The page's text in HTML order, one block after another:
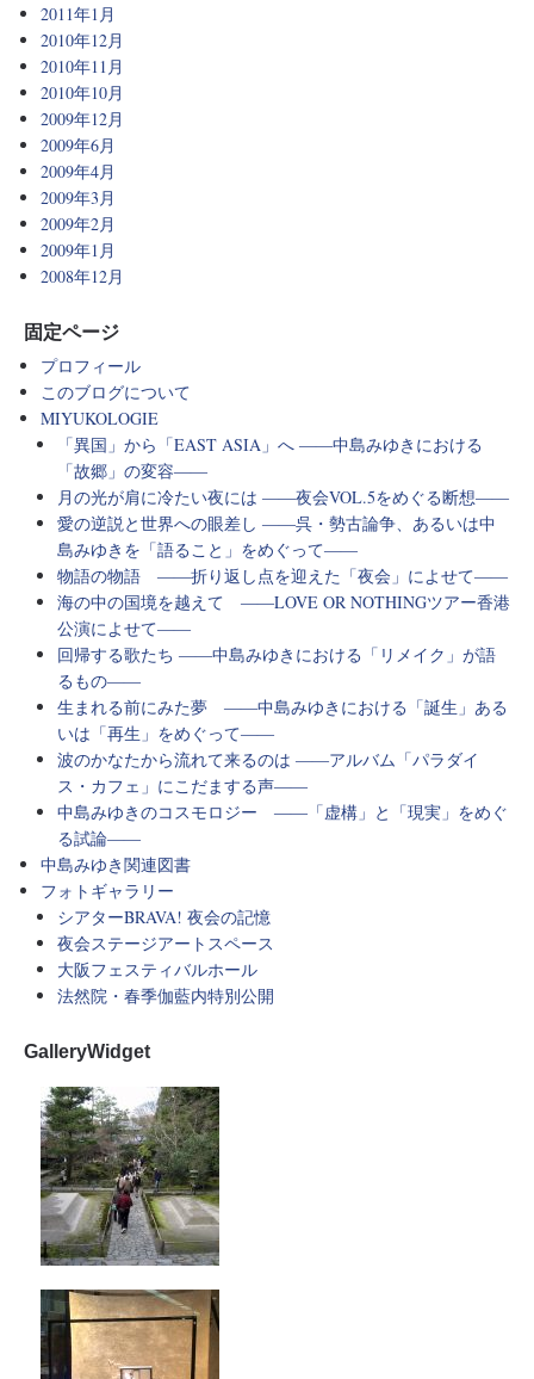
2011年1月
2010年12月
2010年11月
2010年10月
2009年12月
2009年6月
2009年4月
2009年3月
2009年2月
2009年1月
2008年12月
固定ページ
プロフィール
このブログについて
MIYUKOLOGIE
「異国」から「EAST ASIA」へ ――中島みゆきにおける
「故郷」の変容――
月の光が肩に冷たい夜には ――夜会VOL.5をめぐる断想――
愛の逆説と世界への眼差し ――呉・勢古論争、あるいは中
島みゆきを「語ること」をめぐって――
物語の物語 ――折り返し点を迎えた「夜会」によせて――
海の中の国境を越えて ――LOVE OR NOTHINGツアー香港
公演によせて――
回帰する歌たち ――中島みゆきにおける「リメイク」が語
るもの――
生まれる前にみた夢 ――中島みゆきにおける「誕生」ある
いは「再生」をめぐって――
波のかなたから流れて来るのは ――アルバム「パラダイ
ス・カフェ」にこだまする声――
中島みゆきのコスモロジー ――「虚構」と「現実」をめぐ
る試論――
中島みゆき関連図書
フォトギャラリー
シアターBRAVA! 夜会の記憶
夜会ステージアートスペース
大阪フェスティバルホール
法然院・春季伽藍内特別公開
GalleryWidget